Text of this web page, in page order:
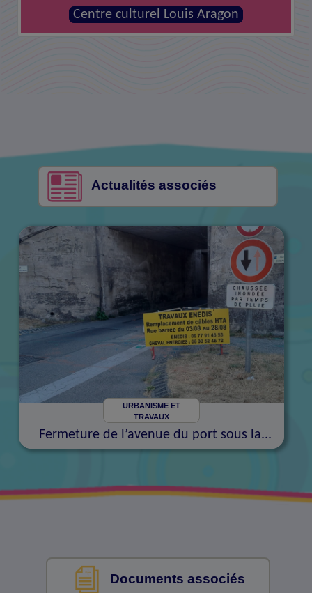
Centre culturel Louis Aragon
MJC - Centre social la Canopée
Actualités associés
URBANISME ET
TRAVAUX
Fermeture de l’avenue du port sous la...
Documents associés